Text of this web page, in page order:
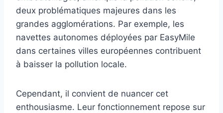
deux problématiques majeures dans les
grandes agglomérations. Par exemple, les
navettes autonomes déployées par EasyMile
dans certaines villes européennes contribuent
à baisser la pollution locale.
Cependant, il convient de nuancer cet
enthousiasme. Leur fonctionnement repose sur